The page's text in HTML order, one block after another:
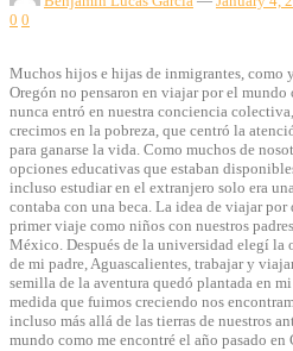
0 0
Muchos hijos e hijas de inmigrantes, como
Oregón no pensaron en viajar por el mundo
nunca entró en nuestra conciencia
crecimos en la pobreza, que centró la
para ganarse la vida. Como muchos de
opciones educativas que estaban
incluso estudiar en el extranjero solo era
contaba con una beca. La idea de viajar
primer viaje como niños con nuestros
México. Después de la universidad elegí
de mi padre, Aguascalientes, trabajar y
semilla de la aventura quedó plantada en
medida que fuimos creciendo nos
incluso más allá de las tierras de nuestros
mundo como me encontré el año pasado en